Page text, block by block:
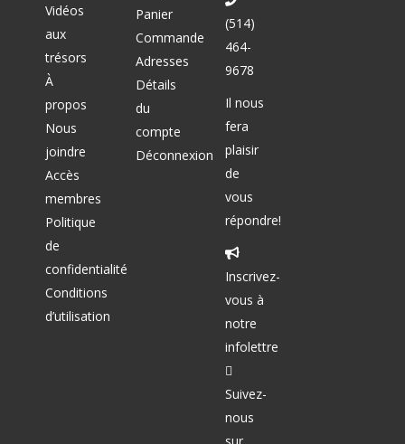
Vidéos
aux
trésors
À
propos
Nous
joindre
Accès
membres
Politique
de
confidentialité
Conditions
d’utilisation
Panier
Commande
Adresses
Détails
du
compte
Déconnexion
(514)
464-
9678
Il nous
fera
plaisir
de
vous
répondre!
Inscrivez-
vous à
notre
infolettre
Suivez-
nous
sur